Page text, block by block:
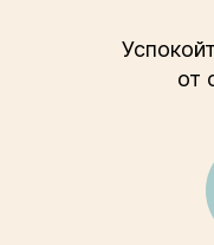
от